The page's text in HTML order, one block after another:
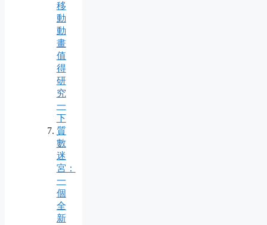
移
動
動
畫
值
得
研
究
一
下
質
數
迷
宮：
一
個
全
新